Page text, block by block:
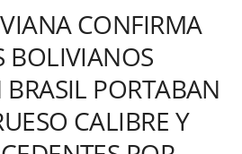
CONFIRMA
BOLIVIANOS
PORTABAN
CALIBRE Y